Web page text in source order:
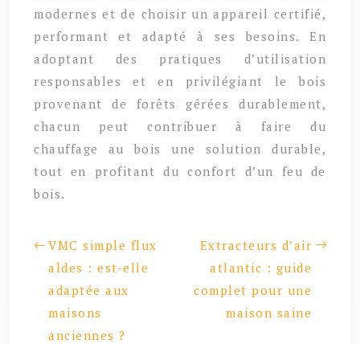
modernes et de choisir un appareil certifié,
performant et adapté à ses besoins. En
adoptant des pratiques d’utilisation
responsables et en privilégiant le bois
provenant de forêts gérées durablement,
chacun peut contribuer à faire du
chauffage au bois une solution durable,
tout en profitant du confort d’un feu de
bois.
VMC simple flux
aldes : est-elle
adaptée aux
maisons
anciennes ?
Extracteurs d’air
atlantic : guide
complet pour une
maison saine